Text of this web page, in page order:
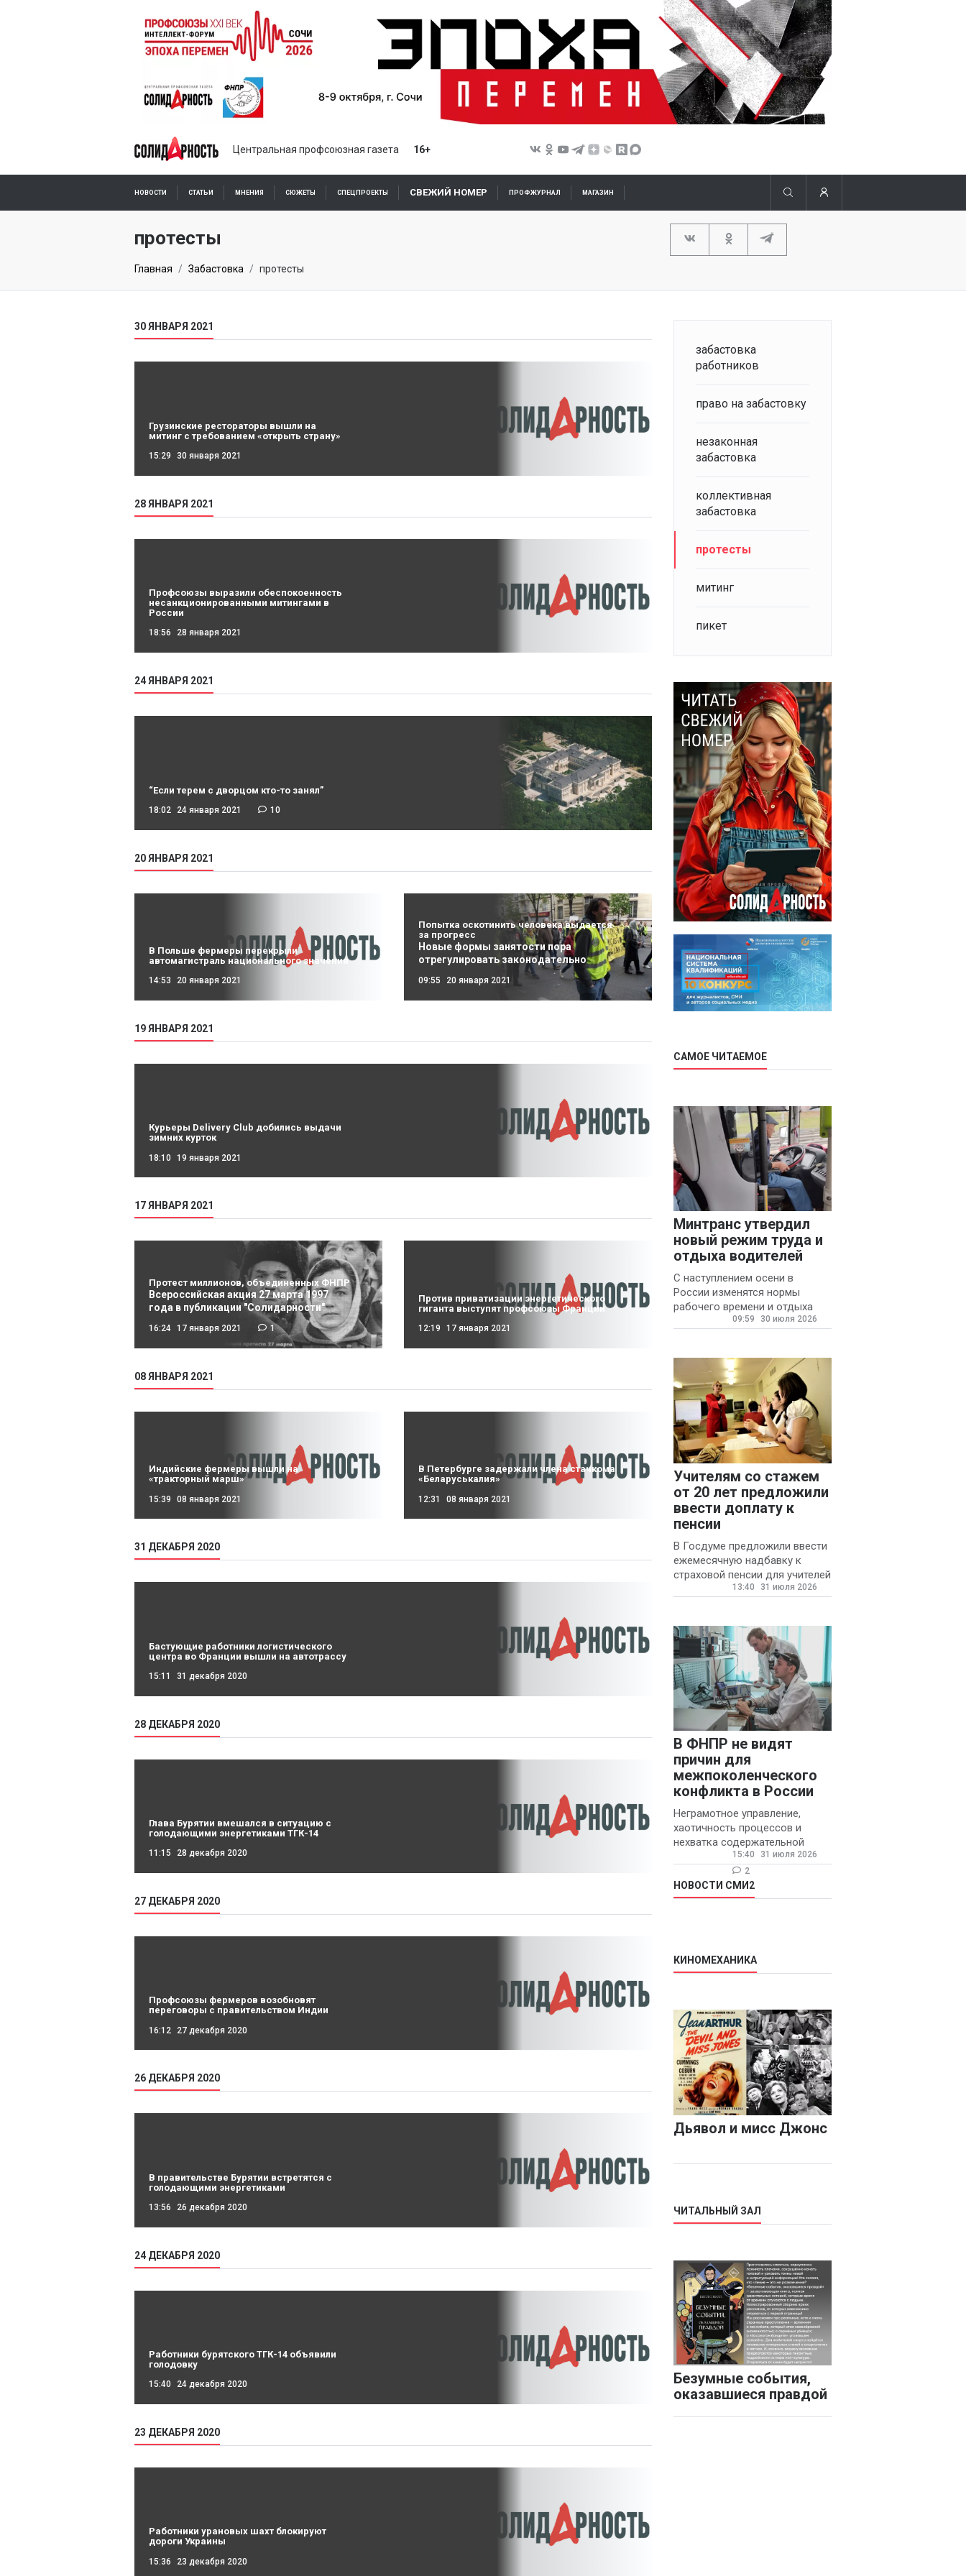
Центральная профсоюзная газета 16+
НОВОСТИ СТАТЬИ МНЕНИЯ СЮЖЕТЫ СПЕЦПРОЕКТЫ СВЕЖИЙ НОМЕР ПРОФЖУРНАЛ МАГАЗИН
протесты
Главная Забастовка протесты
30 ЯНВАРЯ 2021
Грузинские рестораторы вышли на
митинг с требованием «открыть страну»
15:29 30 января 2021
28 ЯНВАРЯ 2021
Профсоюзы выразили обеспокоенность
несанкционированными митингами в
России
18:56 28 января 2021
24 ЯНВАРЯ 2021
“Если терем с дворцом кто-то занял”
18:02 24 января 2021 10
20 ЯНВАРЯ 2021
В Польше фермеры перекрыли
автомагистраль национального значения
14:53 20 января 2021
Попытка оскотинить человека выдается
за прогресс
Новые формы занятости пора
отрегулировать законодательно
09:55 20 января 2021
19 ЯНВАРЯ 2021
Курьеры Delivery Club добились выдачи
зимних курток
18:10 19 января 2021
17 ЯНВАРЯ 2021
Протест миллионов, объединенных ФНПР
Всероссийская акция 27 марта 1997
года в публикации "Солидарности"
16:24 17 января 2021 1
Против приватизации энергетического
гиганта выступят профсоюзы Франции
12:19 17 января 2021
08 ЯНВАРЯ 2021
Индийские фермеры вышли на
«тракторный марш»
15:39 08 января 2021
В Петербурге задержали члена стачкома
«Беларуськалия»
12:31 08 января 2021
31 ДЕКАБРЯ 2020
Бастующие работники логистического
центра во Франции вышли на автотрассу
15:11 31 декабря 2020
28 ДЕКАБРЯ 2020
Глава Бурятии вмешался в ситуацию с
голодающими энергетиками ТГК-14
11:15 28 декабря 2020
27 ДЕКАБРЯ 2020
Профсоюзы фермеров возобновят
переговоры с правительством Индии
16:12 27 декабря 2020
26 ДЕКАБРЯ 2020
В правительстве Бурятии встретятся с
голодающими энергетиками
13:56 26 декабря 2020
24 ДЕКАБРЯ 2020
Работники бурятского ТГК-14 объявили
голодовку
15:40 24 декабря 2020
23 ДЕКАБРЯ 2020
Работники урановых шахт блокируют
дороги Украины
15:36 23 декабря 2020
забастовка
работников
право на забастовку
незаконная
забастовка
коллективная
забастовка
протесты
митинг
пикет
САМОЕ ЧИТАЕМОЕ
Минтранс утвердил
новый режим труда и
отдыха водителей
С наступлением осени в
России изменятся нормы
рабочего времени и отдыха
для автомобилистов.
09:59 30 июля 2026
Учителям со стажем
от 20 лет предложили
ввести доплату к
пенсии
В Госдуме предложили ввести
ежемесячную надбавку к
страховой пенсии для учителей
государственных и
13:40 31 июля 2026
В ФНПР не видят
причин для
межпоколенческого
конфликта в России
Неграмотное управление,
хаотичность процессов и
нехватка содержательной
обратной связи от
руководителя являются
основными причинами
конфликтов и раздражения в
15:40
31 июля 2026
2
НОВОСТИ СМИ2
КИНОМЕХАНИКА
Дьявол и мисс Джонс
ЧИТАЛЬНЫЙ ЗАЛ
Безумные события,
оказавшиеся правдой